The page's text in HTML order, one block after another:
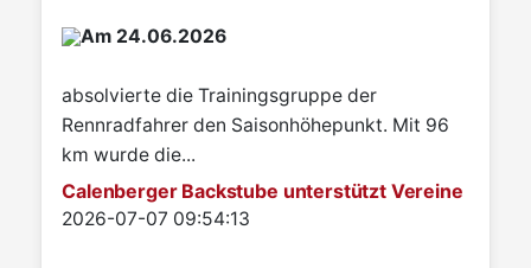
Am 24.06.2026
absolvierte die Trainingsgruppe der
Rennradfahrer den Saisonhöhepunkt. Mit 96
km wurde die...
Calenberger Backstube unterstützt Vereine
Details
2026-07-07 09:54:13